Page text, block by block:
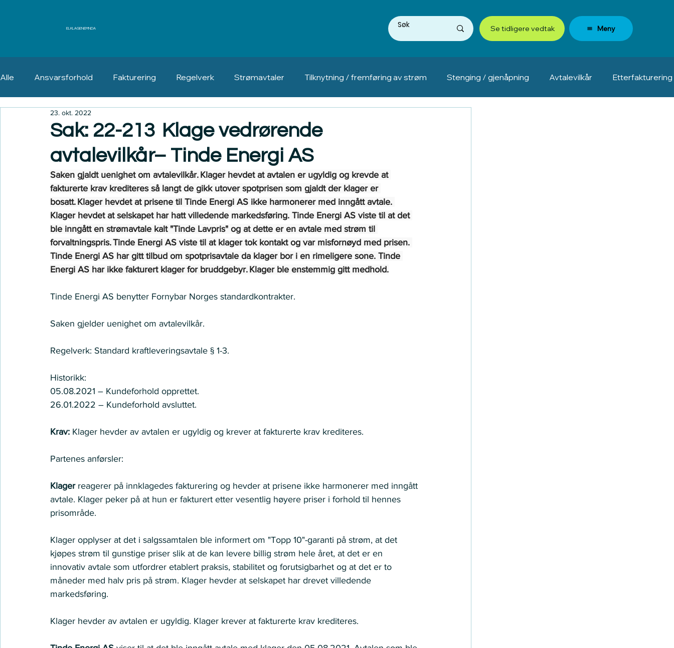
ELKLAGENEMNDA Se tidligere vedtak Meny
Alle Ansvarsforhold Fakturering Regelverk Strømavtaler Tilknytning / fremføring av strøm Stenging / gjenåpning Avtalevilkår Etterfakturering
Erstatning Angrerett
Sak: 22-213 Klage vedrørende
avtalevilkår– Tinde Energi AS
23. okt. 2022
Saken gjaldt uenighet om avtalevilkår. Klager hevdet at avtalen er ugyldig og krevde at
fakturerte krav krediteres så langt de gikk utover spotprisen som gjaldt der klager er
bosatt. Klager hevdet at prisene til Tinde Energi AS ikke harmonerer med inngått avtale.
Klager hevdet at selskapet har hatt villedende markedsføring. Tinde Energi AS viste til at det
ble inngått en strømavtale kalt "Tinde Lavpris" og at dette er en avtale med strøm til
forvaltningspris. Tinde Energi AS viste til at klager tok kontakt og var misfornøyd med prisen.
Tinde Energi AS har gitt tilbud om spotprisavtale da klager bor i en rimeligere sone. Tinde
Energi AS har ikke fakturert klager for bruddgebyr. Klager ble enstemmig gitt medhold.
Tinde Energi AS benytter Fornybar Norges standardkontrakter.
Saken gjelder uenighet om avtalevilkår.
Regelverk: Standard kraftleveringsavtale § 1-3.
Historikk:
05.08.2021 – Kundeforhold opprettet.
26.01.2022 – Kundeforhold avsluttet.
Krav: Klager hevder av avtalen er ugyldig og krever at fakturerte krav krediteres.
Partenes anførsler:
Klager reagerer på innklagedes fakturering og hevder at prisene ikke harmonerer med inngått
avtale. Klager peker på at hun er fakturert etter vesentlig høyere priser i forhold til hennes
prisområde.
Klager opplyser at det i salgssamtalen ble informert om "Topp 10"-garanti på strøm, at det
kjøpes strøm til gunstige priser slik at de kan levere billig strøm hele året, at det er en
innovativ avtale som utfordrer etablert praksis, stabilitet og forutsigbarhet og at det er to
måneder med halv pris på strøm. Klager hevder at selskapet har drevet villedende
markedsføring.
Klager hevder av avtalen er ugyldig. Klager krever at fakturerte krav krediteres.